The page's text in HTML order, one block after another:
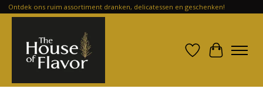
Ontdek ons ruim assortiment dranken, delicatessen en geschenken!
Verlanglijst